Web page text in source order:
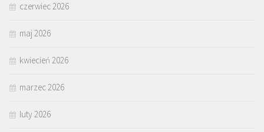
czerwiec 2026
maj 2026
kwiecień 2026
marzec 2026
luty 2026